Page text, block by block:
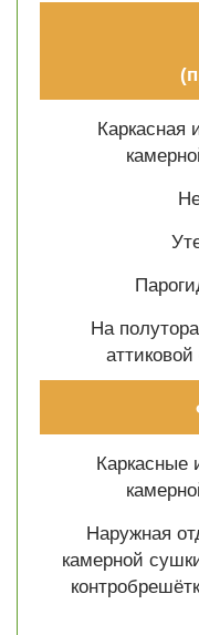
Каркасная
На
Каркасные
Наружная
камерной